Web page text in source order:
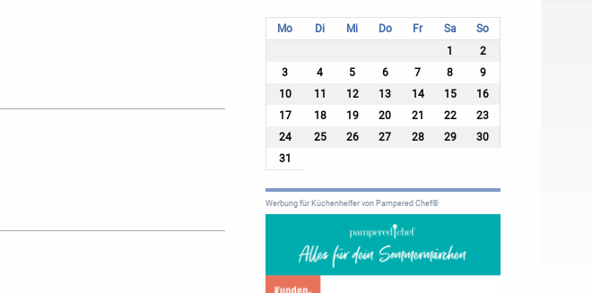
Mo Di Mi Do Fr Sa
So
1
2
3
4 5 6 7 8
9
10
11 12 13 14 15
16
17
18 19 20 21 22
23
24
25 26 27 28 29
30
31
Werbung für Küchenhelfer von Pampered Chef®